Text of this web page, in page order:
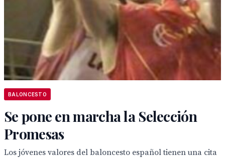
BALONCESTO
Se pone en marcha la Selección
Promesas
Los jóvenes valores del baloncesto español tienen una cita